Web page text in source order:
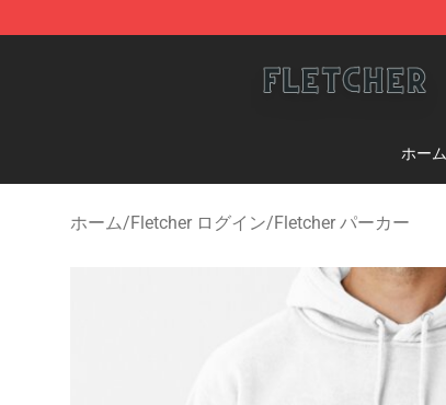
ホーム
ホーム/Fletcher ログイン/Fletcher パーカー